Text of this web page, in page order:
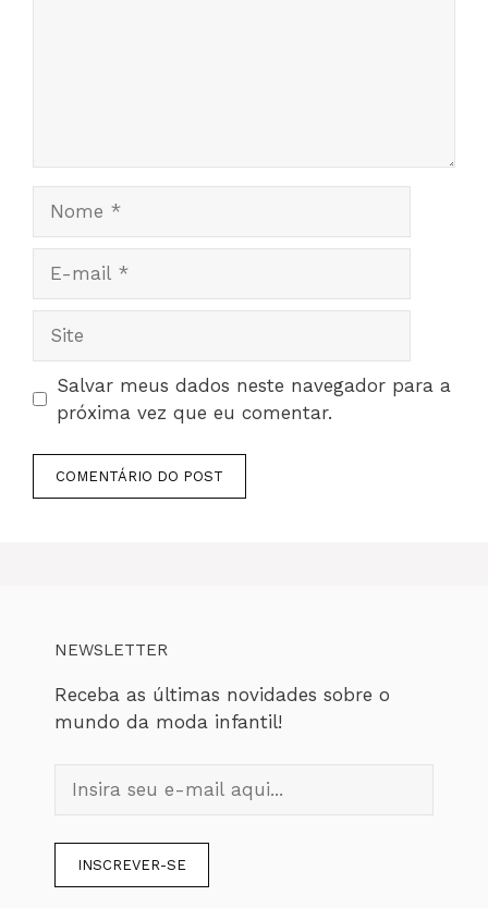
mail
Salvar meus dados neste navegador para a
próxima vez que eu comentar.
NEWSLETTER
Receba as últimas novidades sobre o
mundo da moda infantil!